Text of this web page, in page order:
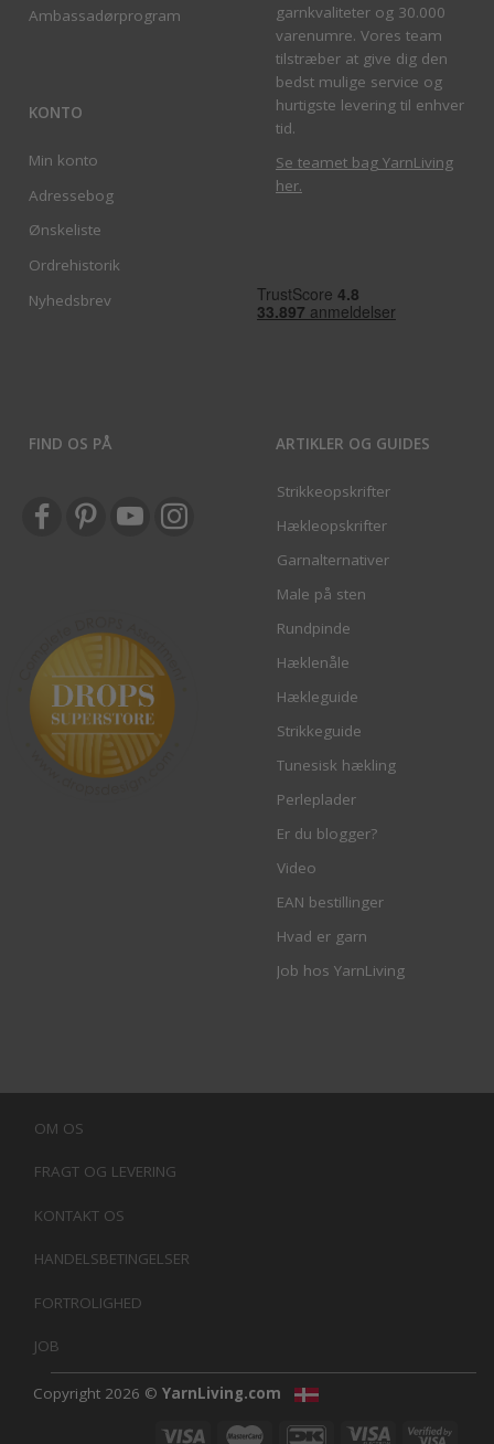
Ambassadørprogram
KONTO
Min konto
Adressebog
Ønskeliste
Ordrehistorik
Nyhedsbrev
garnkvaliteter og 30.000
varenumre. Vores team
tilstræber at give dig den
bedst mulige service og
hurtigste levering til enhver
tid.
Se teamet bag YarnLiving
her.
FIND OS PÅ ARTIKLER OG GUIDES
Strikkeopskrifter
Hækleopskrifter
Garnalternativer
Male på sten
Rundpinde
Hæklenåle
Hækleguide
Strikkeguide
Tunesisk hækling
Perleplader
Er du blogger?
Video
EAN bestillinger
Hvad er garn
Job hos YarnLiving
OM OS
FRAGT OG LEVERING
KONTAKT OS
HANDELSBETINGELSER
FORTROLIGHED
JOB
Copyright 2026 © YarnLiving.com